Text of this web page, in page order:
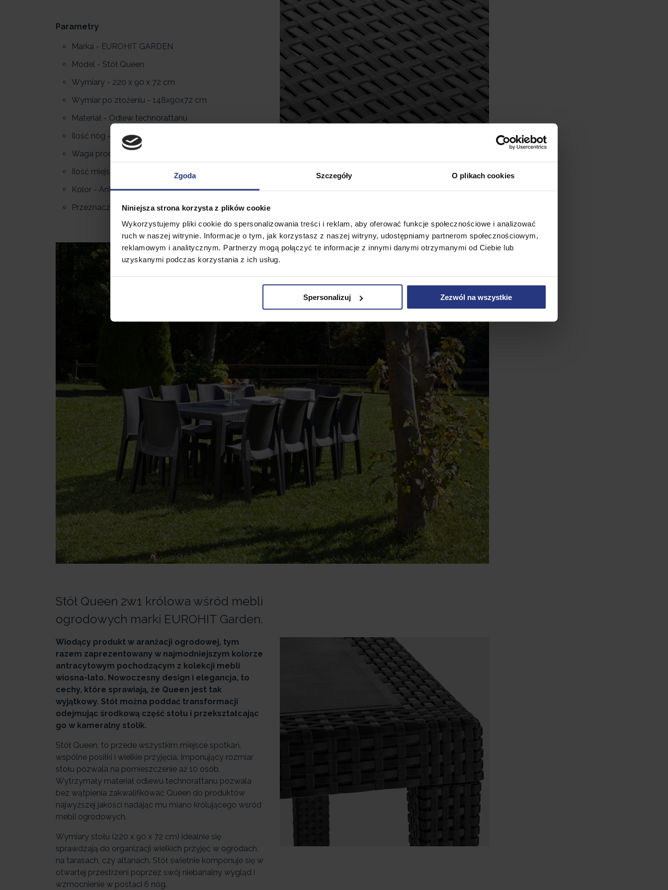
Zgoda Szczegóły O plikach cookies
Niniejsza strona korzysta z plików cookie
Wykorzystujemy pliki cookie do spersonalizowania treści i reklam, aby oferować funkcje społecznościowe i analizować
ruch w naszej witrynie. Informacje o tym, jak korzystasz z naszej witryny, udostępniamy partnerom społecznościowym,
reklamowym i analitycznym. Partnerzy mogą połączyć te informacje z innymi danymi otrzymanymi od Ciebie lub
uzyskanymi podczas korzystania z ich usług.
Spersonalizuj Zezwól na wszystkie
Parametry
Marka - EUROHIT GARDEN
Model - Stół Queen
Wymiary - 220 x 90 x 72 cm
Wymiar po złożeniu - 148x90x72 cm
Materiał - Odlew technorattanu
Ilość nóg - 6
Waga produktu - 20 kg
Ilość miejsc przy stole - 10
Kolor - Antracytowy
Przeznaczenie - Ogród, Taras, Altana, Pawilon
Stół Queen 2w1 królowa wśród mebli
ogrodowych marki EUROHIT Garden.
Wiodący produkt w aranżacji ogrodowej, tym
razem zaprezentowany w najmodniejszym kolorze
antracytowym pochodzącym z kolekcji mebli
wiosna-lato. Nowoczesny design i elegancja, to
cechy, które sprawiają, że Queen jest tak
wyjątkowy. Stół można poddać transformacji
odejmując środkową część stołu i przekształcając
go w kameralny stolik.
Stół Queen, to przede wszystkim miejsce spotkań,
wspólne posiłki i wielkie przyjęcia. Imponujący rozmiar
stołu pozwala na pomieszczenie aż 10 osób.
Wytrzymały materiał odlewu technorattanu pozwala
bez wątpienia zakwalifikować Queen do produktów
najwyższej jakości nadając mu miano królującego wśród
mebli ogrodowych.
Wymiary stołu (220 x 90 x 72 cm) idealnie się
sprawdzają do organizacji wielkich przyjęć w ogrodach,
na tarasach, czy altanach. Stół świetnie komponuje się w
otwartej przestrzeni poprzez swój niebanalny wygląd i
wzmocnienie w postaci 6 nóg.